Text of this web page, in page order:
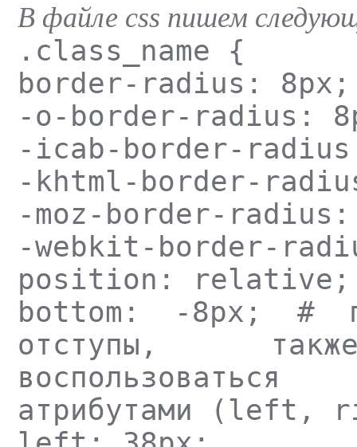
В файле css пишем
.class_name {
border-radius: 8px;
-o-border-radius:
-icab-border-
-khtml-border-
-moz-border-
-webkit-border-
position: relative;
bottom: -8px; #
отступы,
атрибутами (left,